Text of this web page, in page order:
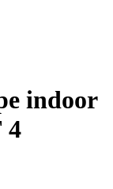
indoor
4